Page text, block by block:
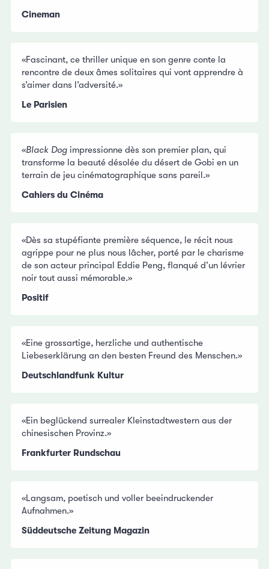
Cineman
«Fascinant, ce thriller unique en son genre conte la
rencontre de deux âmes solitaires qui vont apprendre à
s’aimer dans l’adversité.»
Le Parisien
«Black Dog impressionne dès son premier plan, qui
transforme la beauté désolée du désert de Gobi en un
terrain de jeu cinématographique sans pareil.»
Cahiers du Cinéma
«Dès sa stupéfiante première séquence, le récit nous
agrippe pour ne plus nous lâcher, porté par le charisme
de son acteur principal Eddie Peng, flanqué d’un lévrier
noir tout aussi mémorable.»
Positif
«Eine grossartige, herzliche und authentische
Liebeserklärung an den besten Freund des Menschen.»
Deutschlandfunk Kultur
«Ein beglückend surrealer Kleinstadtwestern aus der
chinesischen Provinz.»
Frankfurter Rundschau
«Langsam, poetisch und voller beeindruckender
Aufnahmen.»
Süddeutsche Zeitung Magazin